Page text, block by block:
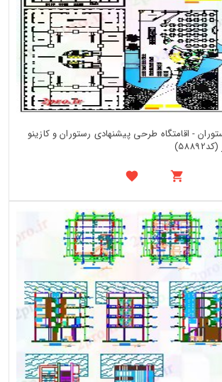
- اقامتگاه طرحی پیشنهادی رستوران و کازینو